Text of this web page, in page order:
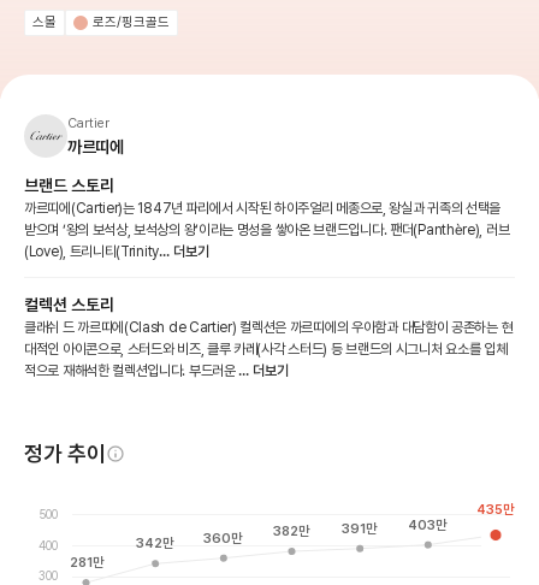
스몰 로즈/핑크골드
Cartier
까르띠에
브랜드 스토리
까르띠에(Cartier)는 1847년 파리에서 시작된 하이주얼리 메종으로, 왕실과 귀족의 선택을
받으며 ‘왕의 보석상, 보석상의 왕’이라는 명성을 쌓아온 브랜드입니다. 팬더(Panthère), 러브
(Love), 트리니티(Trinity... 더보기
컬렉션 스토리
클래쉬 드 까르띠에(Clash de Cartier) 컬렉션은 까르띠에의 우아함과 대담함이 공존하는 현
대적인 아이콘으로, 스터드와 비즈, 클루 카레(사각 스터드) 등 브랜드의 시그니처 요소를 입체
적으로 재해석한 컬렉션입니다. 부드러운... 더보기
정가 추이
300
400
500
281만
342만 360만 382만 391만 403만
435만